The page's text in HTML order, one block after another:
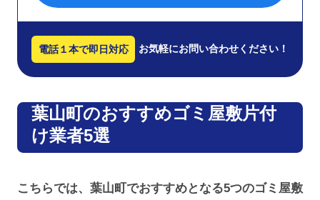
電話１本で即日対応 お気軽にお問い合わせください！
葉山町のおすすめゴミ屋敷片付
け業者5選
こちらでは、葉山町でおすすめとなる5つのゴミ屋敷